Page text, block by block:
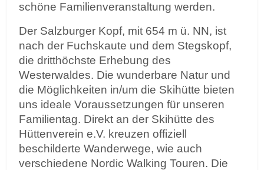
schöne Familienveranstaltung werden.
Der Salzburger Kopf, mit 654 m ü. NN, ist
nach der Fuchskaute und dem Stegskopf,
die dritthöchste Erhebung des
Westerwaldes. Die wunderbare Natur und
die Möglichkeiten in/um die Skihütte bieten
uns ideale Voraussetzungen für unseren
Familientag. Direkt an der Skihütte des
Hüttenverein e.V. kreuzen offiziell
beschilderte Wanderwege, wie auch
verschiedene Nordic Walking Touren. Die